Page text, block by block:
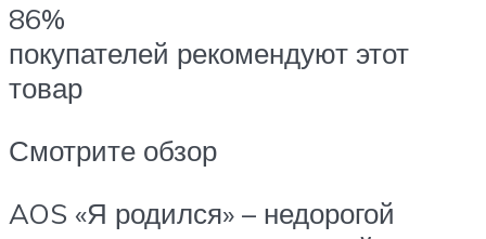
86%
покупателей рекомендуют этот
товар
Смотрите обзор
AOS «Я родился» – недорогой